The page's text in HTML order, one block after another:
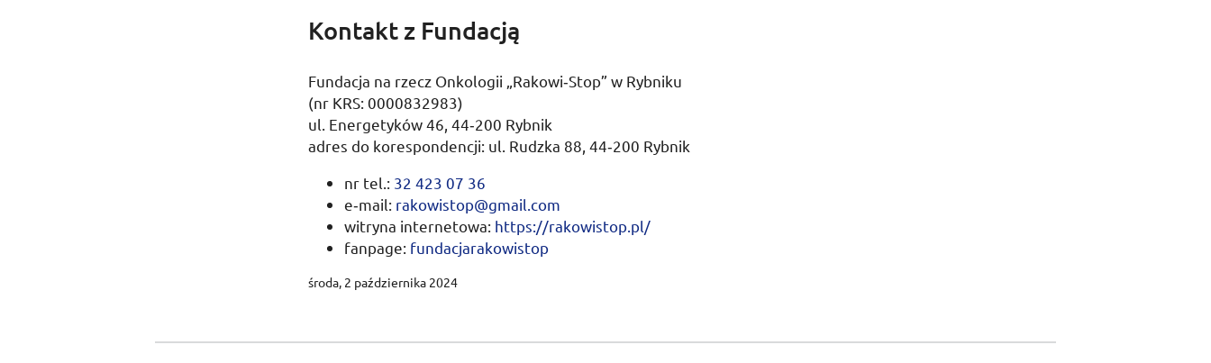
Kontakt z Fundacją
Fundacja na rzecz Onkologii „Rakowi­‑Stop” w Rybniku
(nr KRS: 0000832983)
ul. Energetyków 46, 44‑200 Rybnik
adres do korespondencji: ul. Rudzka 88, 44‑200 Rybnik
nr tel. : 32 423 07 36
e‑mail: rakowistop@gmail.com
witryna internetowa: https://rakowistop.pl/
fanpage: fundacjarakowistop
środa, 2 października 2024